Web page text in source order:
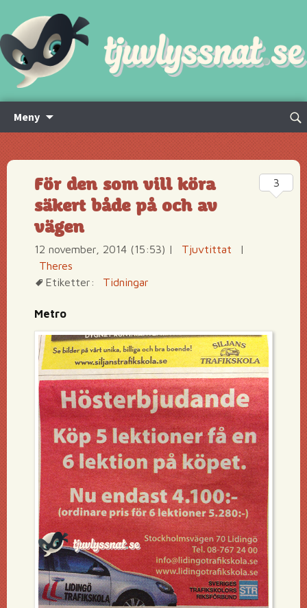
Meny
innehåll
Sök
För den som vill köra
säkert både på och av
vägen
12 november, 2014 (15:53) | Tjuvtittat
|
Theres
Etiketter:
Tidningar
Metro
3